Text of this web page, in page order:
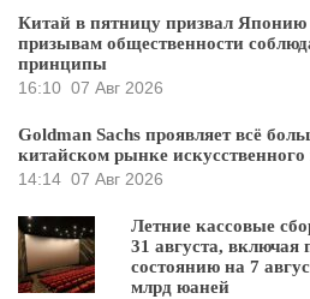
Китай в пятницу призвал
призывам общественности
принципы
16:10 07 Авг 2026
Goldman Sachs проявляет всё
китайском рынке искусственного
14:14 07 Авг 2026
Летние кассовые
31 августа, включая
состоянию на 7
млрд юаней